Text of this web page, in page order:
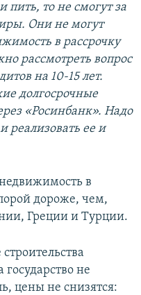
пить, то не смогут за
Они не могут
в рассрочку
рассмотреть вопрос
на 10-15 лет.
долгосрочные
«Росинбанк». Надо
реализовать ее и
в
дороже, чем,
Греции и Турции.
государство не
цены не снизятся: